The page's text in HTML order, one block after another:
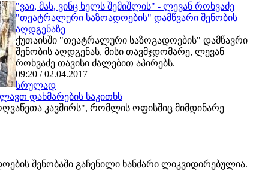
"ვაი, მას, ვინც ხელს შემიშლის" - ლევან როხვაძე
"თეატრალური საზოადოების" დამწვარი შენობის
აღდგენაზე
ქუთაისში "თეატრალური საზოგადოების" დამწავრი
შენობის აღდგენას, მისი თავმჯდომარე, ლევან
როხვაძე თავისი ძალებით აპირებს.
09:20 / 02.04.2017
სრულად
დახმარების საკითხს
კავშირს", რომლის ოფისშიც მიმდინარე
შენობაში გაჩენილი ხანძარი ლიკვიდირებულია.